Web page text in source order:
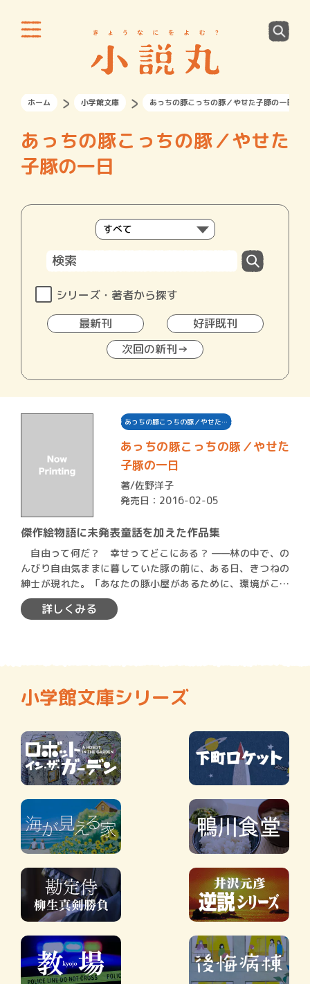
ホーム 小学館文庫 あっちの豚こっちの豚／やせた子豚の一日
あっちの豚こっちの豚／やせた
子豚の一日
シリーズ・著者から探す
最新刊
好評既刊
次回の新刊→
あっちの豚こっちの豚／やせた…
あっちの豚こっちの豚／やせた
子豚の一日
著/佐野洋子
発売日：2016-02-05
傑作絵物語に未発表童話を加えた作品集
自由って何だ？ 幸せってどこにある？ ——林の中で、の
んびり自由気ままに暮していた豚の前に、ある日、きつねの
紳士が現れた。「あなたの豚小屋があるために、環境がこわ
れるん…
詳しくみる
小学館文庫シリーズ